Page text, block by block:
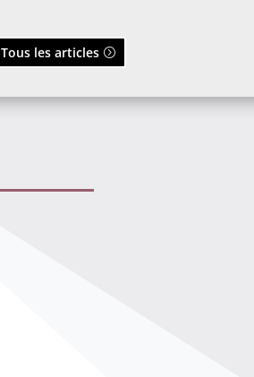
Tous les articles